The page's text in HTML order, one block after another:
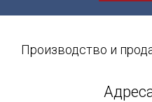
Производство и